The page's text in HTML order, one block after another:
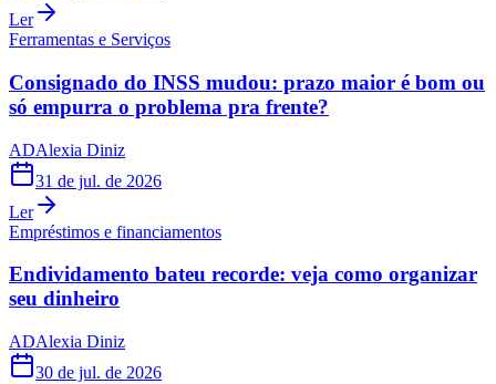
Ler
Ferramentas e Serviços
Consignado do INSS mudou: prazo maior é bom ou
só empurra o problema pra frente?
ADAlexia Diniz
31 de jul. de 2026
Ler
Empréstimos e financiamentos
Endividamento bateu recorde: veja como organizar
seu dinheiro
ADAlexia Diniz
30 de jul. de 2026